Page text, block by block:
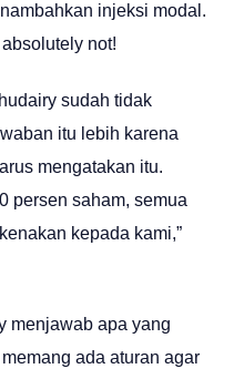
injeksi modal.
not!
sudah tidak
itu lebih karena
mengatakan itu.
persen saham, semua
kepada kami,”
menjawab apa yang
ada aturan agar